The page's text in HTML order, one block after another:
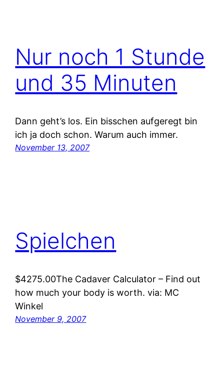
Nur noch 1 Stunde
und 35 Minuten
Dann geht’s los. Ein bisschen aufgeregt bin
ich ja doch schon. Warum auch immer.
November 13, 2007
Spielchen
$4275.00The Cadaver Calculator – Find out
how much your body is worth. via: MC
Winkel
November 9, 2007